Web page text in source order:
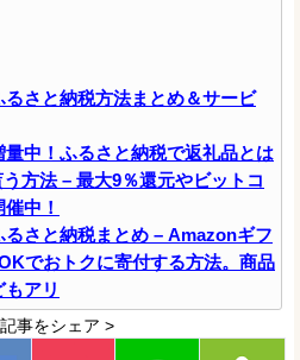
るさと納税方法まとめ＆サービ
中！ふるさと納税で返礼品とは
方法 – 最大9％還元やビットコ
中！
るさと納税まとめ – Amazonギフ
でおトクに寄付する方法。商品
アリ
事をシェア >